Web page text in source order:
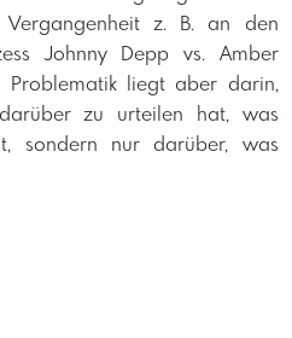
z. B. an den
Johnny Depp vs. Amber
Problematik liegt aber darin,
zu urteilen hat, was
sondern nur darüber, was